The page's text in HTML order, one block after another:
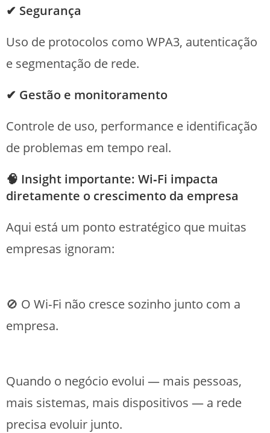
✔ Segurança
Uso de protocolos como WPA3, autenticação
e segmentação de rede.
✔ Gestão e monitoramento
Controle de uso, performance e identificação
de problemas em tempo real.
🧠 Insight importante: Wi‑Fi impacta
diretamente o crescimento da empresa
Aqui está um ponto estratégico que muitas
empresas ignoram:
🚫 O Wi‑Fi não cresce sozinho junto com a
empresa.
Quando o negócio evolui — mais pessoas,
mais sistemas, mais dispositivos — a rede
precisa evoluir junto.